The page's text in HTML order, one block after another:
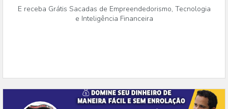
E receba Grátis Sacadas de Empreendedorismo, Tecnologia
e Inteligência Financeira